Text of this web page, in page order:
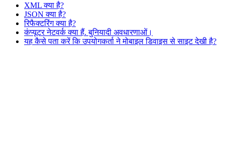
XML क्या है?
JSON क्या है?
रिफैक्टरिंग क्या है?
कंप्यूटर नेटवर्क क्या हैं. बुनियादी अवधारणाओं।
यह कैसे पता करें कि उपयोगकर्ता ने मोबाइल डिवाइस से साइट देखी है?